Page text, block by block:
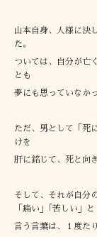
山本自身、人様に決
た。
ついては、自分が亡
とも
夢にも思っていなか
ただ、男として「死
けを
肝に銘じて、死と向
そして、それが自分
「痛い」｢苦しい」と
言う言葉は、１度た